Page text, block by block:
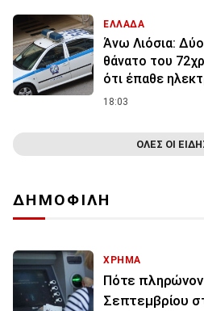
ΕΛΛΑΔΑ
Άνω Λιόσια:
θάνατο του
ότι έπαθε
18:03
ΟΛΕΣ ΟΙ
ΔΗΜΟΦΙΛΗ
ΧΡΗΜΑ
Πότε
Σεπτεμβρίου